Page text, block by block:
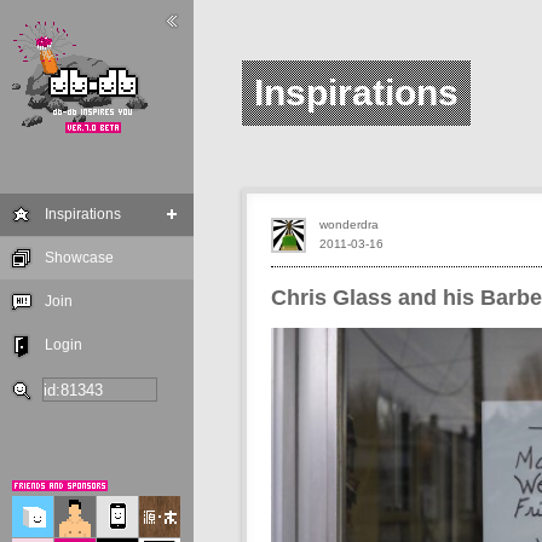
Inspirations
Inspirations
Showcase
Join
Login
Chris Glass and his
2011-03-16
wonderdra